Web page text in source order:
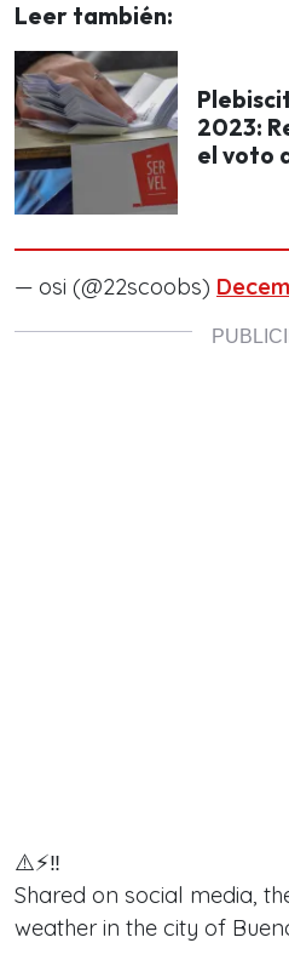
Leer también:
2023:
el voto
— osi (@22scoobs)
⚠️️⚡‼️
Shared on social media,
weather in the city of